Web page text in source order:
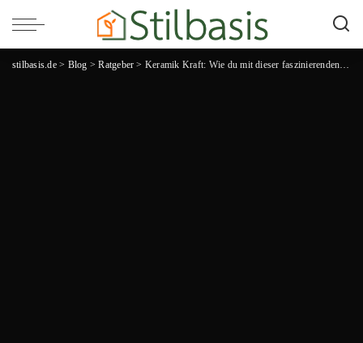
stilbasis.de> Blog >Ratgeber > Keramik Kraft: Wie du mit dieser faszinierenden Kunstform deine Kreativität entfesseln kannst